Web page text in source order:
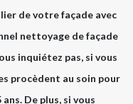
de votre façade avec
nettoyage de façade
inquiétez pas, si vous
procèdent au soin pour
De plus, si vous